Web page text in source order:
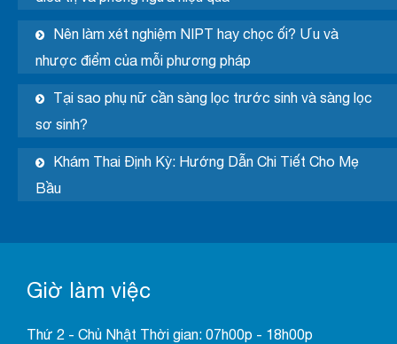
Nên làm xét nghiệm NIPT hay chọc ối? Ưu và
nhược điểm của mỗi phương pháp
Tại sao phụ nữ cần sàng lọc trước sinh và sàng lọc
sơ sinh?
Khám Thai Định Kỳ: Hướng Dẫn Chi Tiết Cho Mẹ
Bầu
Giờ làm việc
Thứ 2 - Chủ Nhật Thời gian: 07h00p - 18h00p